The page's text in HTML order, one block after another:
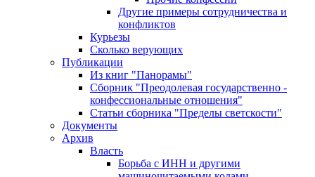
Другие примеры сотрудничества и
конфликтов
Курьезы
Сколько верующих
Публикации
Из книг "Панорамы"
Сборник "Преодолевая государственно -
конфессиональные отношения"
Статьи сборника "Пределы светскости"
Документы
Архив
Власть
Борьба с ИНН и другими